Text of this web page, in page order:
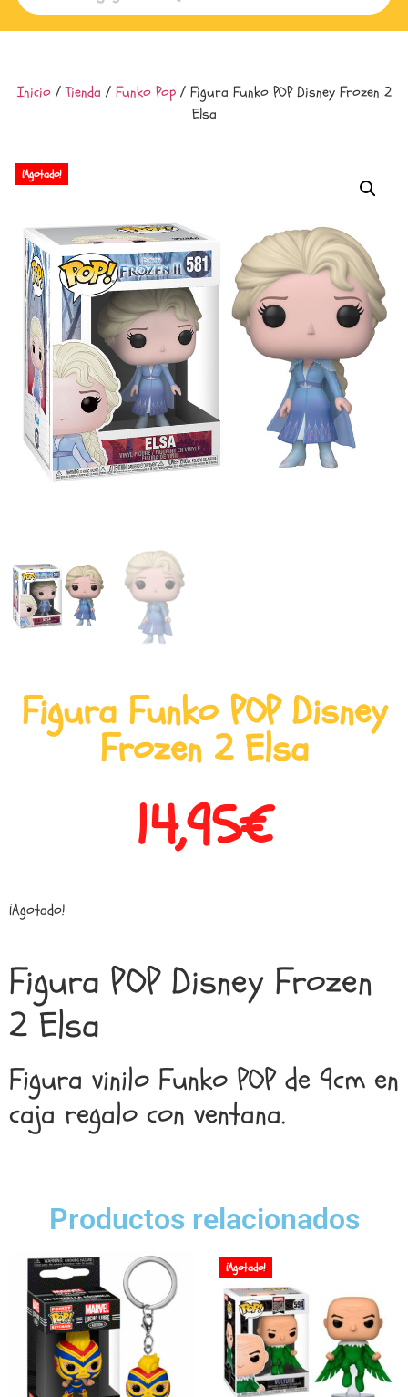
Inicio/Tienda / Funko Pop/ Figura Funko POP Disney Frozen 2
Elsa
¡Agotado!
Figura Funko POP Disney
Frozen 2 Elsa
14,95€
¡Agotado!
Figura POP Disney Frozen
2 Elsa
Figura vinilo Funko POP de 9cm en
caja regalo con ventana.
Productos relacionados
¡Agotado!